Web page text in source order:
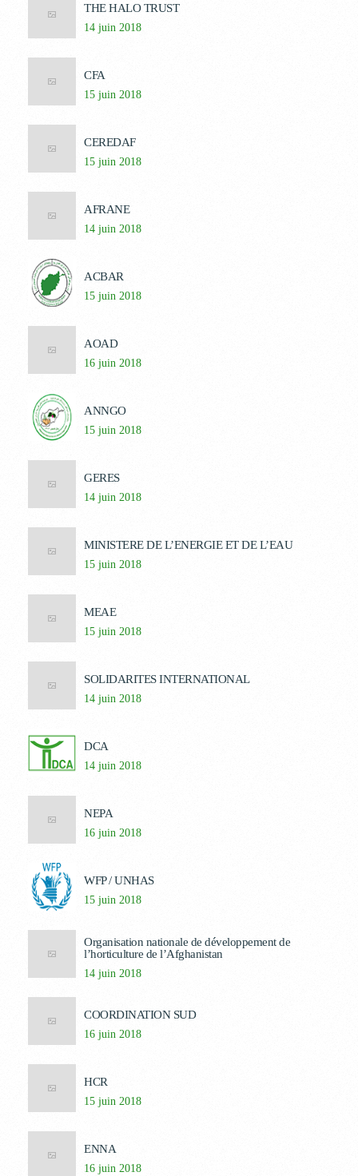
THE HALO TRUST
14 juin 2018
CFA
15 juin 2018
CEREDAF
15 juin 2018
AFRANE
14 juin 2018
ACBAR
15 juin 2018
AOAD
16 juin 2018
ANNGO
15 juin 2018
GERES
14 juin 2018
MINISTERE DE L’ENERGIE ET DE L’EAU
15 juin 2018
MEAE
15 juin 2018
SOLIDARITES INTERNATIONAL
14 juin 2018
DCA
14 juin 2018
NEPA
16 juin 2018
WFP / UNHAS
15 juin 2018
Organisation nationale de développement de
l’horticulture de l’Afghanistan
14 juin 2018
COORDINATION SUD
16 juin 2018
HCR
15 juin 2018
ENNA
16 juin 2018